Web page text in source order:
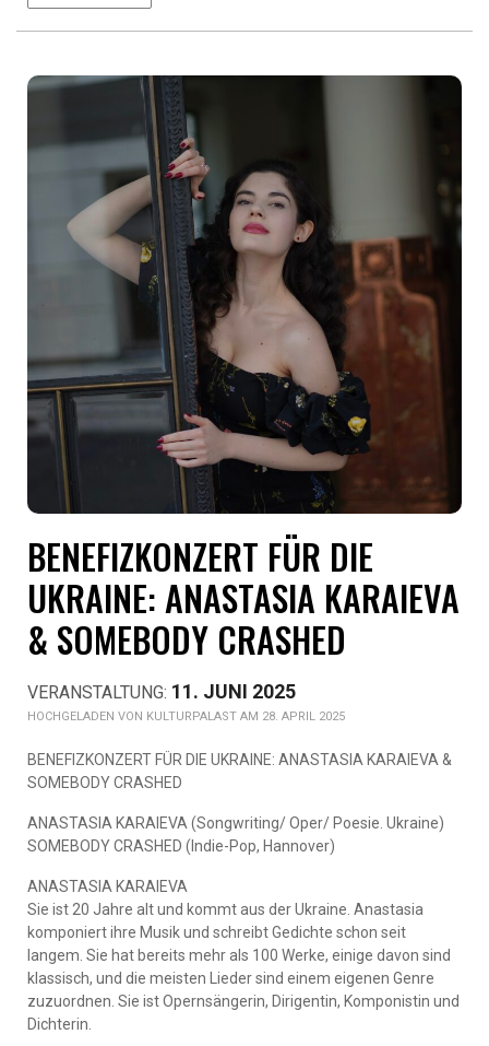
BENEFIZKONZERT FÜR DIE
UKRAINE: ANASTASIA KARAIEVA
& SOMEBODY CRASHED
11. JUNI 2025
KULTURPALAST AM 28. APRIL 2025
BENEFIZKONZERT FÜR DIE UKRAINE: ANASTASIA KARAIEVA &
SOMEBODY CRASHED
ANASTASIA KARAIEVA (Songwriting/ Oper/ Poesie. Ukraine)
SOMEBODY CRASHED (Indie-Pop, Hannover)
ANASTASIA KARAIEVA
Sie ist 20 Jahre alt und kommt aus der Ukraine. Anastasia
komponiert ihre Musik und schreibt Gedichte schon seit
langem. Sie hat bereits mehr als 100 Werke, einige davon sind
klassisch, und die meisten Lieder sind einem eigenen Genre
zuzuordnen. Sie ist Opernsängerin, Dirigentin, Komponistin und
Dichterin.